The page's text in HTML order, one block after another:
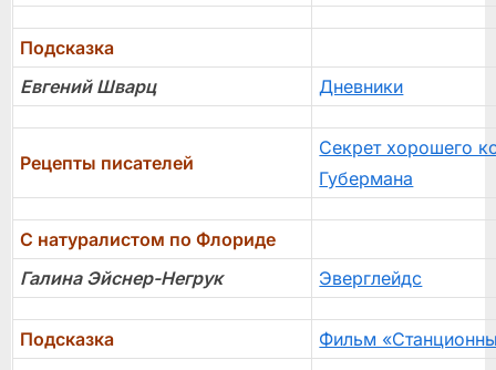
Подсказка
Евгений Шварц
Дневники
Рецепты писателей
Секрет хорошего
Губермана
С натуралистом по Флориде
Галина Эйснер-Негрук
Эверглейдс
Подсказка Фильм